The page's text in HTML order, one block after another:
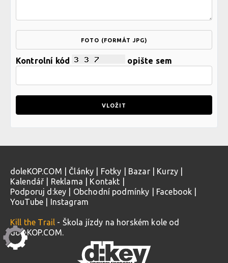
FOTO (FORMÁT JPG)
Kontrolní kód opište sem
doleKOP.COM Články Fotky Bazar| Kurzy
Kalendář
Reklama Kontakt
Podporuj d:key
Obchodní podmínky Facebook
YouTube
Instagram
Kill the Trail - Škola jízdy na horském kole od
doleKOP.COM.